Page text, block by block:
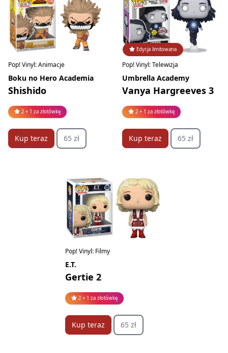
Pop! Vinyl: Animacje
Boku no Hero Academia
Shishido
2 + 1 za złotówkę
Kup teraz 65 zł
Edycja limitowana
Pop! Vinyl: Telewizja
Umbrella Academy
Vanya Hargreeves 3
2 + 1 za złotówkę
Kup teraz 65 zł
Pop! Vinyl: Filmy
E.T.
Gertie 2
2 + 1 za złotówkę
Kup teraz 65 zł